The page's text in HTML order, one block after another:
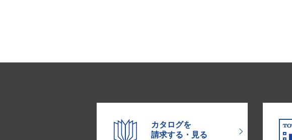
カタログを
請求する・見る